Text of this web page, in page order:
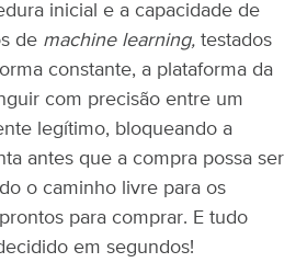
inicial e a capacidade de
de machine learning, testados
constante, a plataforma da
com precisão entre um
legítimo, bloqueando a
antes que a compra possa ser
o caminho livre para os
para comprar. E tudo
em segundos!